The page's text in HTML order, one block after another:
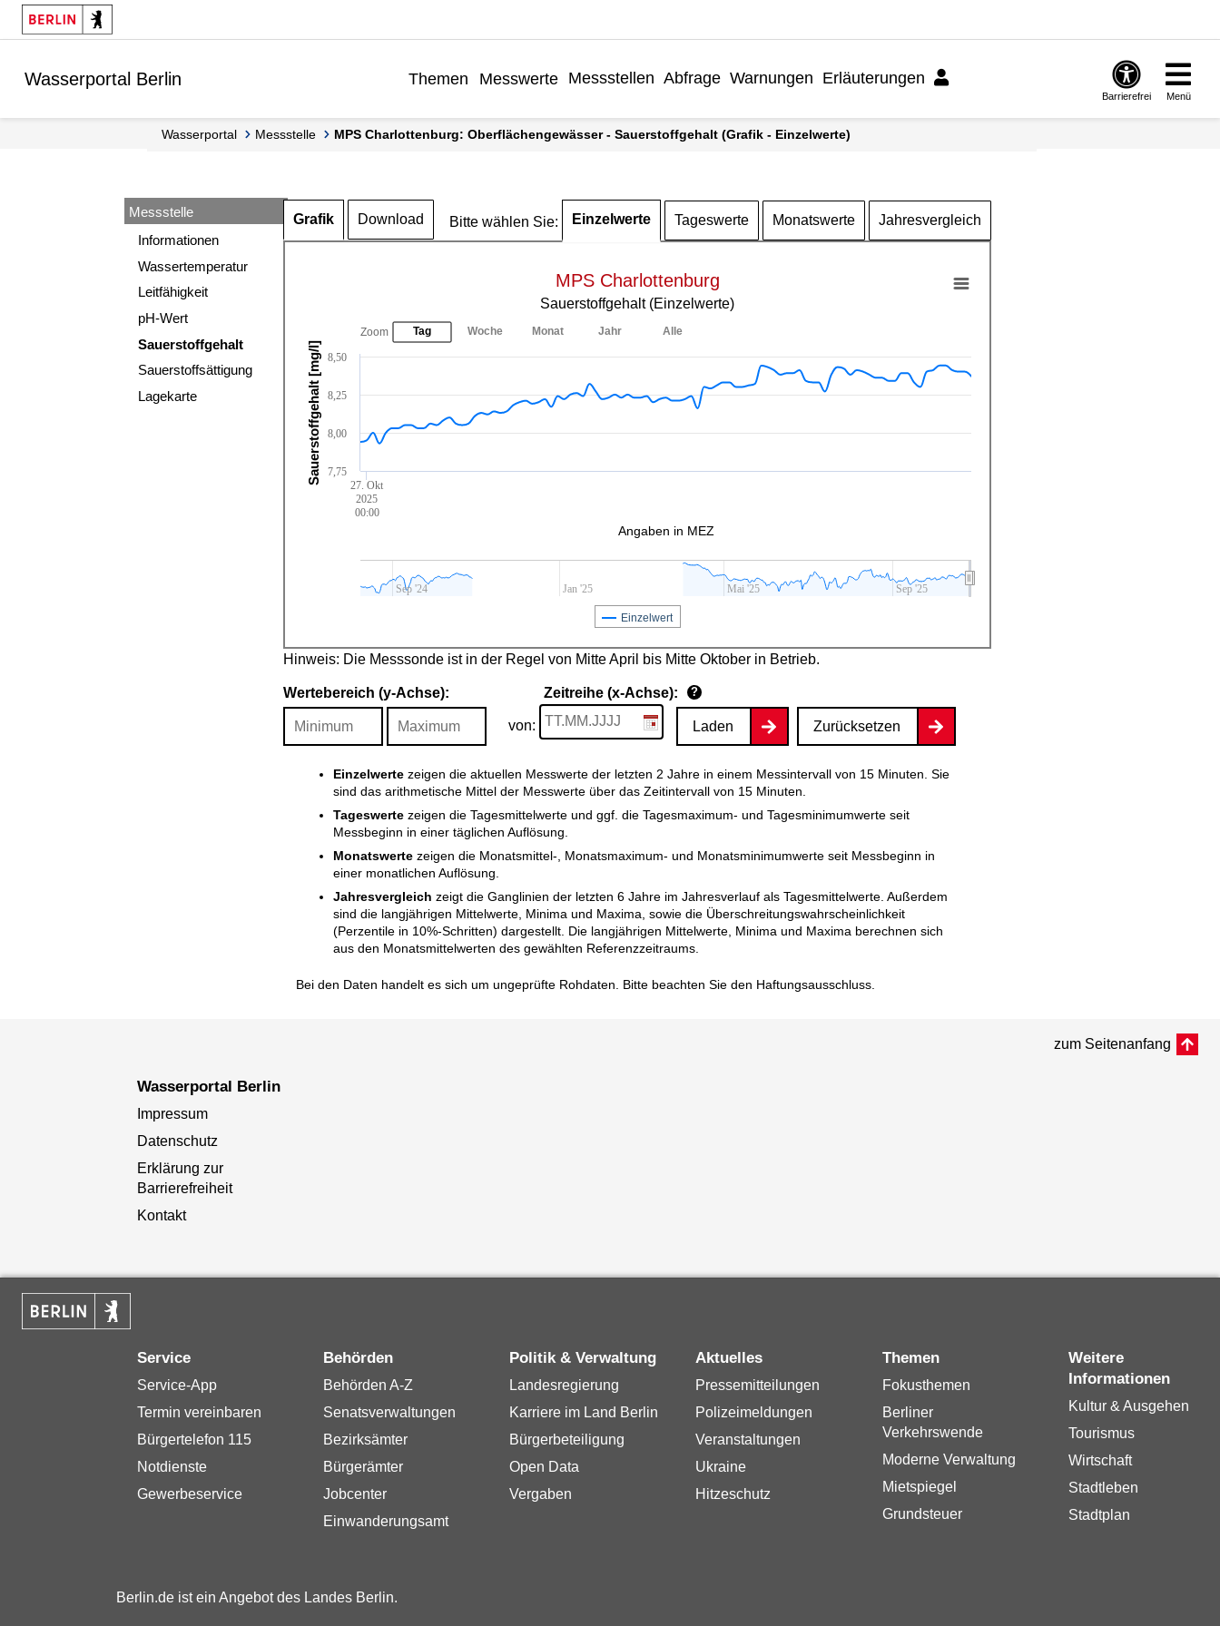
Springe zur Navigation
Springe zum Inhalt
Wasserportal Berlin Themen Messwerte Messstellen Abfrage Warnungen Erläuterungen
Barrierefrei Menü
Wasserportal Messstelle MPS Charlottenburg: Oberflächengewässer - Sauerstoffgehalt (Grafik - Einzelwerte)
Messstelle
Informationen
Wassertemperatur
Leitfähigkeit
pH-Wert
Sauerstoffgehalt
Sauerstoffsättigung
Lagekarte
Grafik Download Bitte wählen Sie: Einzelwerte Tageswerte Monatswerte Jahresvergleich
Angaben in MEZ
Sauerstoffgehalt [mg/l]
MPS Charlottenburg
Sauerstoffgehalt (Einzelwerte)
27. Okt
2025
00:00
Sep '24 Jan '25 Mai '25 Sep '25
8,00
8,50
7,75
8,25
Zoom Tag Woche Monat Jahr Alle
Einzelwert
Hinweis: Die Messsonde ist in der Regel von Mitte April bis Mitte Oktober in Betrieb.
Wertebereich (y-Achse): Zeitreihe (x-Achse): ?
von: Laden Zurücksetzen
Einzelwertezeigen die aktuellen Messwerte der letzten 2 Jahre in einem Messintervall von 15 Minuten. Sie
sind das arithmetische Mittel der Messwerte über das Zeitintervall von 15 Minuten.
Tageswertezeigen die Tagesmittelwerte und ggf. die Tagesmaximum- und Tagesminimumwerte seit
Messbeginn in einer täglichen Auflösung.
Monatswertezeigen die Monatsmittel-, Monatsmaximum- und Monatsminimumwerte seit Messbeginn in
einer monatlichen Auflösung.
Jahresvergleich zeigt die Ganglinien der letzten 6 Jahre im Jahresverlauf als Tagesmittelwerte. Außerdem
sind die langjährigen Mittelwerte, Minima und Maxima, sowie die Überschreitungswahrscheinlichkeit
(Perzentile in 10%-Schritten) dargestellt. Die langjährigen Mittelwerte, Minima und Maxima berechnen sich
aus den Monatsmittelwerten des gewählten Referenzzeitraums.
Bei den Daten handelt es sich um ungeprüfte Rohdaten. Bitte beachten Sie den Haftungsausschluss.
zum Seitenanfang
Wasserportal Berlin
Impressum
Datenschutz
Erklärung zur
Barrierefreiheit
Kontakt
Service
Service-App
Termin vereinbaren
Bürgertelefon 115
Notdienste
Gewerbeservice
Behörden
Behörden A-Z
Senatsverwaltungen
Bezirksämter
Bürgerämter
Jobcenter
Einwanderungsamt
Politik & Verwaltung
Landesregierung
Karriere im Land Berlin
Bürgerbeteiligung
Open Data
Vergaben
Aktuelles
Pressemitteilungen
Polizeimeldungen
Veranstaltungen
Ukraine
Hitzeschutz
Themen
Fokusthemen
Berliner
Verkehrswende
Moderne Verwaltung
Mietspiegel
Grundsteuer
Weitere
Informationen
Kultur & Ausgehen
Tourismus
Wirtschaft
Stadtleben
Stadtplan
Berlin.de ist ein Angebot des Landes Berlin.